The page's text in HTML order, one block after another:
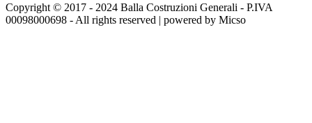
Copyright © 2017 - 2024 Balla Costruzioni Generali - P.IVA
00098000698 - All rights reserved | powered by Micso